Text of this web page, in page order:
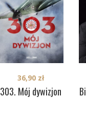
303. Mój dywizjon
36,90 zł